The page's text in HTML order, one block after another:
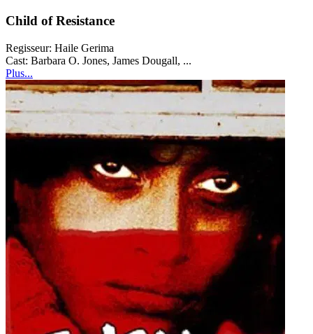
Child of Resistance
Regisseur: Haile Gerima
Cast: Barbara O. Jones, James Dougall, ...
Plus...